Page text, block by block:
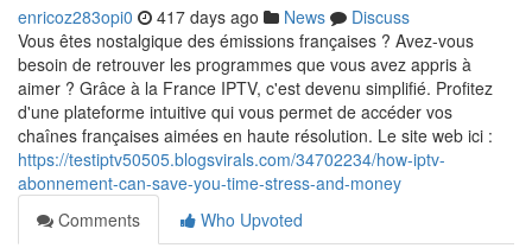
enricoz283opi0 417 days ago News
Discuss
Vous êtes nostalgique des émissions françaises ? Avez-vous
besoin de retrouver les programmes que vous avez appris à
aimer ? Grâce à la France IPTV, c'est devenu simplifié. Profitez
d'une plateforme intuitive qui vous permet de accéder vos
chaînes françaises aimées en haute résolution. Le site web ici :
https://testiptv50505.blogsvirals.com/34702234/how-iptv-
abonnement-can-save-you-time-stress-and-money
Comments
Who Upvoted